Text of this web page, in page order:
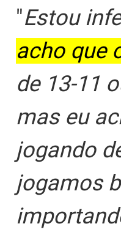
"Estou
acho que
de 13-11
mas eu
jogando
jogamos